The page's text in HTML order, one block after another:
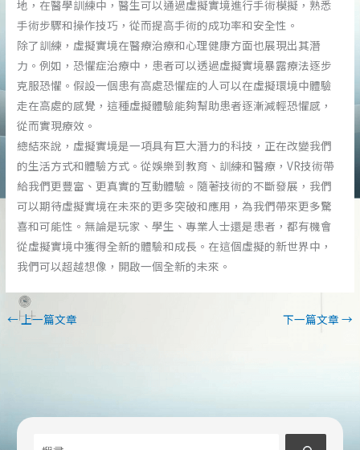
地，在醫學訓練中，醫生可以通過虛擬實境進行手術模擬，熟悉
手術步驟和操作技巧，從而提高手術的成功率和安全性。
除了訓練，虛擬實境在醫療治療和心理健康方面也展現出其潛
力。例如，恐懼症治療中，患者可以透過虛擬實境暴露療法逐步
克服恐懼。假設一個患有高處恐懼症的人可以在虛擬環境中體驗
走在高處的感覺，這種虛擬體驗能夠幫助患者逐漸減輕恐懼感，
從而實現療效。
總結來說，虛擬實境是一項具有巨大潛力的科技，正在改變我們
的生活方式和體驗方式。從娛樂到教育、訓練和醫療，VR技術帶
給我們更豐富、更真實的互動體驗。隨著技術的不斷發展，我們
可以期待虛擬實境在未來的更多突破和應用，為我們帶來更多驚
喜和可能性。無論是玩家、學生、專業人士還是患者，都有機會
從虛擬實境中獲得全新的體驗和成長。在這個虛擬的新世界中，
我們可以超越想像，開啟一個全新的未來。
←上一篇文章 下一篇文章 →